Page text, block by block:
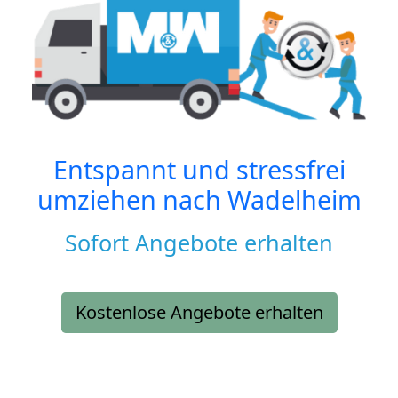
Entspannt und stressfrei
umziehen nach Wadelheim
Sofort Angebote erhalten
Kostenlose Angebote erhalten